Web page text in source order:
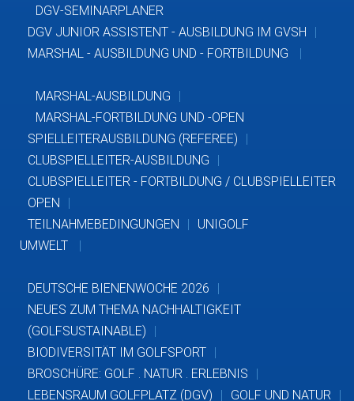
DGV-SEMINARPLANER
DGV JUNIOR ASSISTENT - AUSBILDUNG IM GVSH
MARSHAL - AUSBILDUNG UND - FORTBILDUNG
MARSHAL-AUSBILDUNG
MARSHAL-FORTBILDUNG UND -OPEN
SPIELLEITERAUSBILDUNG (REFEREE)
CLUBSPIELLEITER-AUSBILDUNG
CLUBSPIELLEITER - FORTBILDUNG / CLUBSPIELLEITER
OPEN
TEILNAHMEBEDINGUNGEN
UNIGOLF
UMWELT
DEUTSCHE BIENENWOCHE 2026
NEUES ZUM THEMA NACHHALTIGKEIT
(GOLFSUSTAINABLE)
BIODIVERSITÄT IM GOLFSPORT
BROSCHÜRE: GOLF . NATUR . ERLEBNIS
LEBENSRAUM GOLFPLATZ (DGV)
GOLF UND NATUR